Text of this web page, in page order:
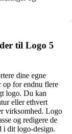
til Logo 5
dine egne
op for endnu flere
logo. Du kan
eller ethvert
virksomhed. Logo
og redigere de
i dit logo-design.